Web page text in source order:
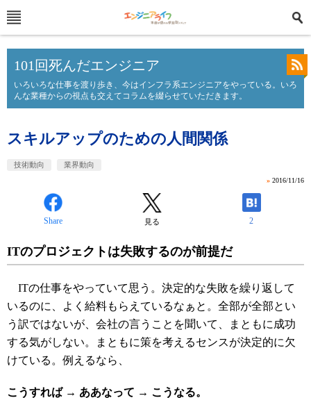
101回死んだエンジニア
いろいろな仕事を渡り歩き、今はインフラ系エンジニアをやっている。いろ
んな業種からの視点も交えてコラムを綴らせていただきます。
スキルアップのための人間関係
技術動向 業界動向
» 2016/11/16
Share 見る 2
ITのプロジェクトは失敗するのが前提だ
ITの仕事をやっていて思う。決定的な失敗を繰り返して
いるのに、よく給料もらえているなぁと。全部が全部とい
う訳ではないが、会社の言うことを聞いて、まともに成功
する気がしない。まともに策を考えるセンスが決定的に欠
けている。例えるなら、
こうすれば → ああなって → こうなる。